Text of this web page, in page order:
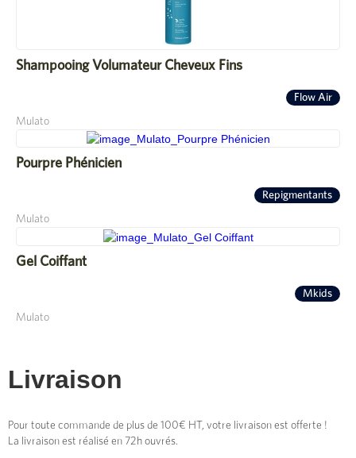
Shampooing Volumateur Cheveux Fins
Flow Air
Mulato
Pourpre Phénicien
Repigmentants
Mulato
Gel Coiffant
Mkids
Mulato
Livraison
Pour toute commande de plus de 100€ HT, votre livraison est offerte !
La livraison est réalisé en 72h ouvrés.